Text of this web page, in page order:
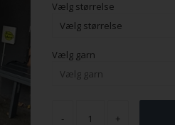
Vælg størrelse
Vælg garn
- +